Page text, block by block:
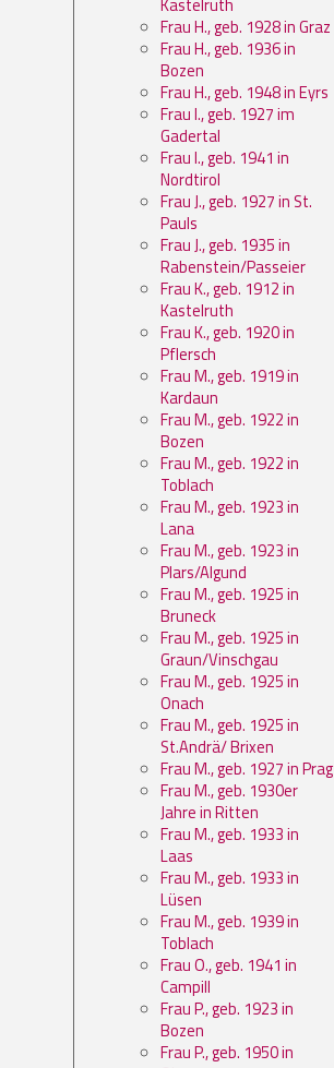
Frau H., geb. 1928 in Graz
Frau H., geb. 1936 in
Bozen
Frau H., geb. 1948 in Eyrs
Frau I., geb. 1927 im
Gadertal
Frau I., geb. 1941 in
Nordtirol
Frau J., geb. 1927 in St.
Pauls
Frau J., geb. 1935 in
Rabenstein/Passeier
Frau K., geb. 1912 in
Kastelruth
Frau K., geb. 1920 in
Pflersch
Frau M., geb. 1919 in
Kardaun
Frau M., geb. 1922 in
Bozen
Frau M., geb. 1922 in
Toblach
Frau M., geb. 1923 in
Lana
Frau M., geb. 1923 in
Plars/Algund
Frau M., geb. 1925 in
Bruneck
Frau M., geb. 1925 in
Graun/Vinschgau
Frau M., geb. 1925 in
Onach
Frau M., geb. 1925 in
St.Andrä/ Brixen
Frau M., geb. 1927 in Prag
Frau M., geb. 1930er
Jahre in Ritten
Frau M., geb. 1933 in
Laas
Frau M., geb. 1933 in
Lüsen
Frau M., geb. 1939 in
Toblach
Frau O., geb. 1941 in
Campill
Frau P., geb. 1923 in
Bozen
Frau P., geb. 1950 in